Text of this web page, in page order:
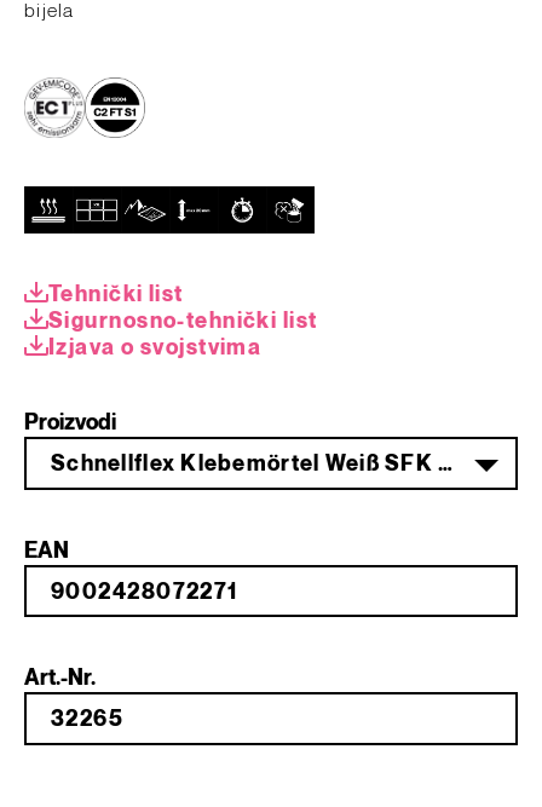
bijela
Tehnički list
Sigurnosno-tehnički list
Izjava o svojstvima
Proizvodi
Schnellflex Klebemörtel Weiß SFK 81 25 kg
EAN
Art.-Nr.